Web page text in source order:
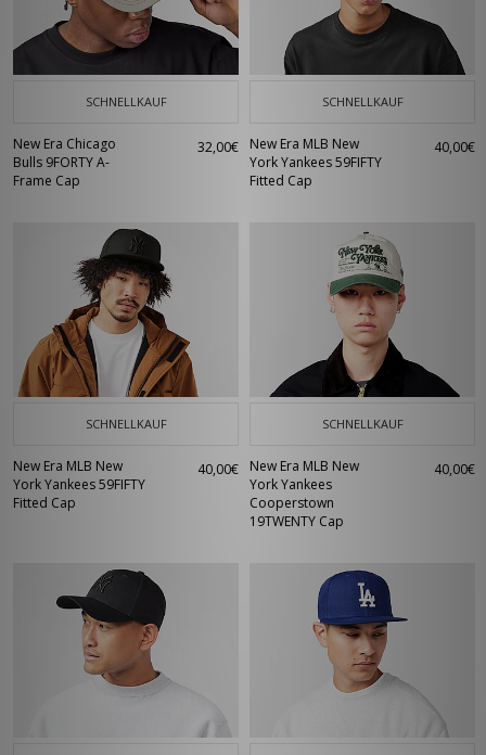
SCHNELLKAUF
New Era Chicago
Bulls 9FORTY A-
Frame Cap
32,00€
SCHNELLKAUF
New Era MLB New
York Yankees 59FIFTY
Fitted Cap
40,00€
SCHNELLKAUF
New Era MLB New
York Yankees 59FIFTY
Fitted Cap
40,00€
SCHNELLKAUF
New Era MLB New
York Yankees
Cooperstown
19TWENTY Cap
40,00€